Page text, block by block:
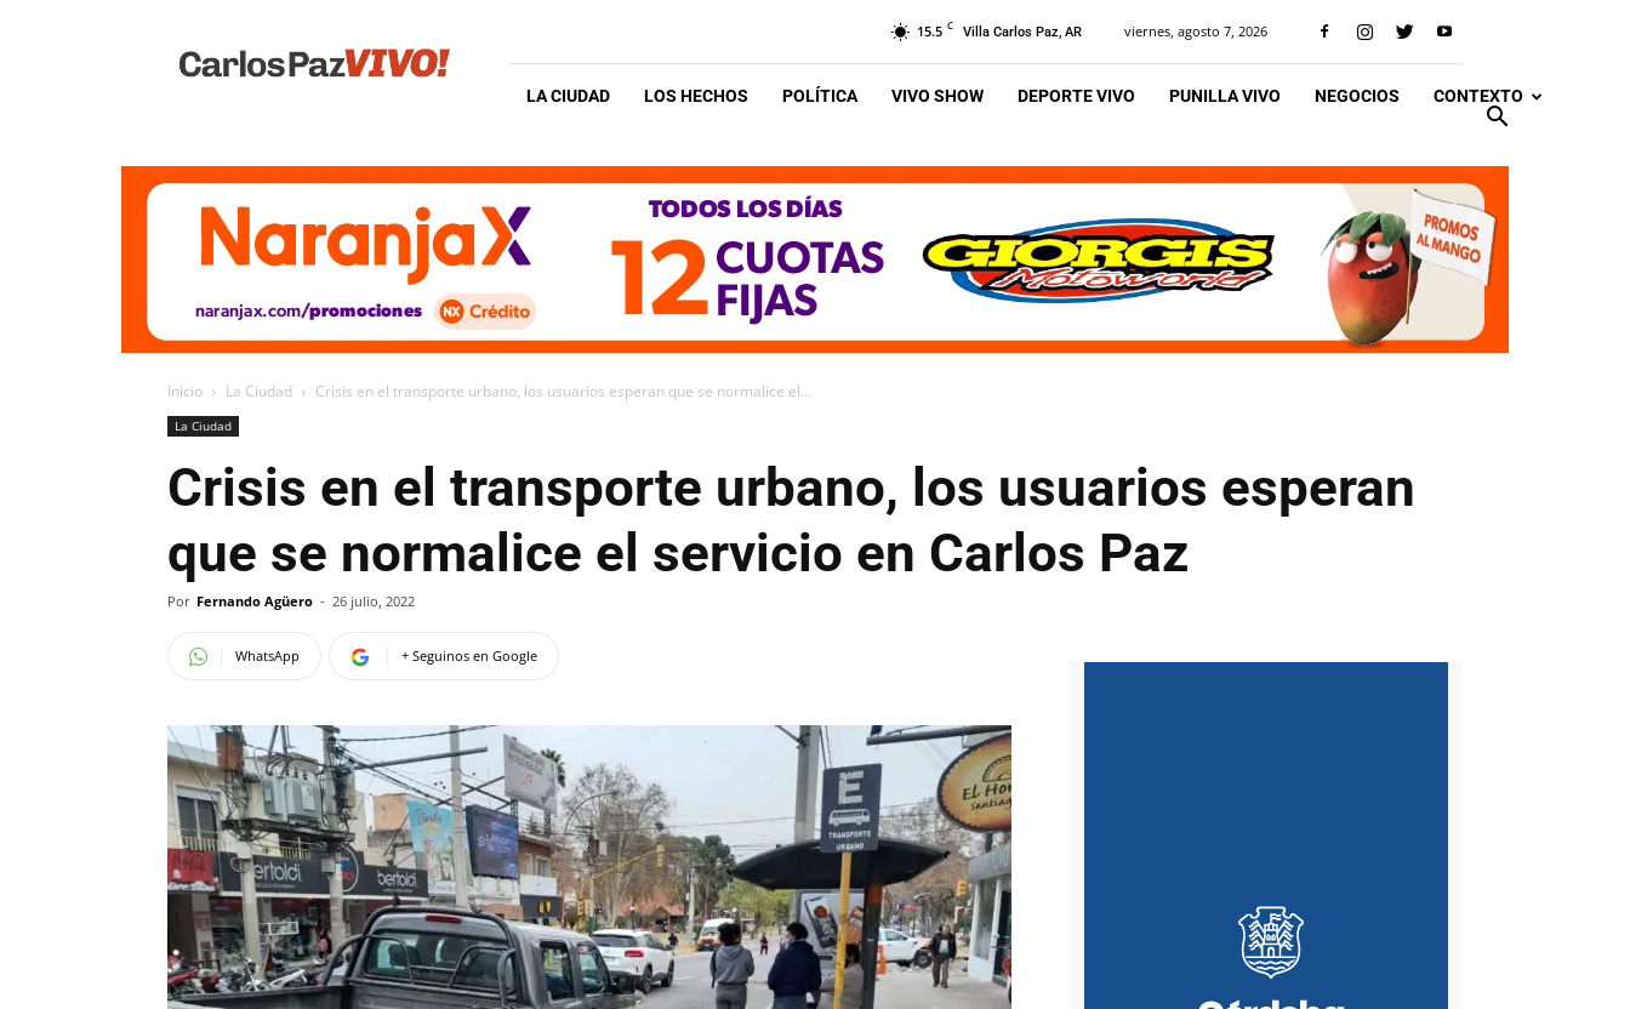
Vivo
15.5 C Villa Carlos Paz, AR viernes, agosto 7, 2026
LA CIUDAD LOS HECHOS POLÍTICA VIVO SHOW DEPORTE VIVO PUNILLA VIVO NEGOCIOS CONTEXTO
Inicio La Ciudad Crisis en el transporte urbano, los usuarios esperan que se normalice el...
La Ciudad
Crisis en el transporte urbano, los usuarios esperan
que se normalice el servicio en Carlos Paz
Por Fernando Agüero - 26 julio, 2022
WhatsApp + Seguinos en Google